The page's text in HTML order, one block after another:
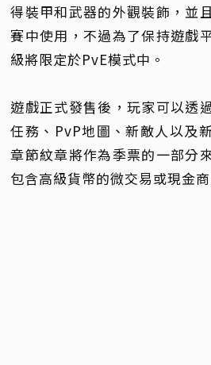
得裝甲和武器的外觀裝飾，並
賽中使用，不過為了保持遊戲
級將限定於PvE模式中。
遊戲正式發售後，玩家可以透
任務、PvP地圖、新敵人以及
章節紋章將作為季票的一部分
包含高級貨幣的微交易或現金商